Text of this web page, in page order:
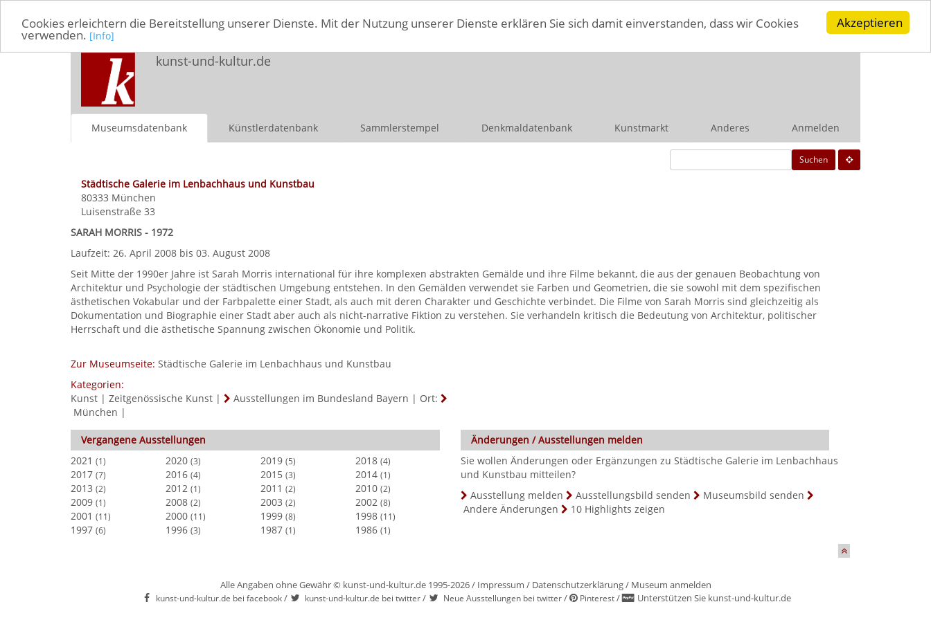
Akzeptieren
Cookies erleichtern die Bereitstellung unserer Dienste. Mit der Nutzung unserer Dienste erklären Sie sich damit einverstanden, dass wir Cookies
verwenden. [Info]
kunst-und-kultur.de
Museumsdatenbank Künstlerdatenbank Sammlerstempel Denkmaldatenbank Kunstmarkt Anderes Anmelden
Suchen
Städtische Galerie im Lenbachhaus und Kunstbau
80333 München
Luisenstraße 33
SARAH MORRIS - 1972
Laufzeit: 26. April 2008 bis 03. August 2008
Seit Mitte der 1990er Jahre ist Sarah Morris international für ihre komplexen abstrakten Gemälde und ihre Filme bekannt, die aus der genauen Beobachtung von
Architektur und Psychologie der städtischen Umgebung entstehen. In den Gemälden verwendet sie Farben und Geometrien, die sie sowohl mit dem spezifischen
ästhetischen Vokabular und der Farbpalette einer Stadt, als auch mit deren Charakter und Geschichte verbindet. Die Filme von Sarah Morris sind gleichzeitig als
Dokumentation und Biographie einer Stadt aber auch als nicht-narrative Fiktion zu verstehen. Sie verhandeln kritisch die Bedeutung von Architektur, politischer
Herrschaft und die ästhetische Spannung zwischen Ökonomie und Politik.
Zur Museumseite: Städtische Galerie im Lenbachhaus und Kunstbau
Kategorien:
Kunst | Zeitgenössische Kunst | Ausstellungen im Bundesland Bayern | Ort:
München |
Vergangene Ausstellungen
2021 (1) 2020 (3) 2019 (5) 2018 (4)
2017 (7) 2016 (4) 2015 (3) 2014 (1)
2013 (2) 2012 (1) 2011 (2) 2010 (2)
2009 (1) 2008 (2) 2003 (2) 2002 (8)
2001 (11) 2000 (11) 1999 (8) 1998 (11)
1997 (6) 1996 (3) 1987 (1) 1986 (1)
Änderungen / Ausstellungen melden
Sie wollen Änderungen oder Ergänzungen zu Städtische Galerie im Lenbachhaus
und Kunstbau mitteilen?
Ausstellung melden
Ausstellungsbild senden
Museumsbild senden
Andere Änderungen
10 Highlights zeigen
Alle Angaben ohne Gewähr © kunst-und-kultur.de 1995-2026 / Impressum / Datenschutzerklärung/ Museum anmelden
kunst-und-kultur.de bei facebook/ kunst-und-kultur.de bei twitter/ Neue Ausstellungen bei twitter/ Pinterest/ Unterstützen Sie kunst-und-kultur.de